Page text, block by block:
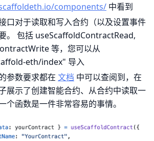
components/ 中看到
口对于读取和写入合约（以及设置事件
。 包括 useScaffoldContractRead,
等，您可以从
eth/index" 导入
参数要求都在 文档 中可以查阅到，在
展示了创建智能合约、从合约中读取一
个函数是一件非常容易的事情。